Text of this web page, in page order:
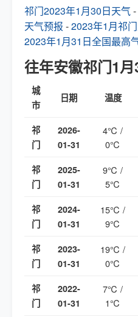
祁门2023年1月30日天气-
天气预报 -2023年1月祁
2023年1月31日全国最高
往年安徽祁门1
城
市
日期 温度
祁
门
2026-
01-31
4℃ /
0℃
祁
门
2025-
01-31
9℃ /
5℃
祁
门
2024-
01-31
15℃ /
9℃
祁
门
2023-
01-31
19℃ /
0℃
祁
门
2022-
01-31
7℃ /
1℃